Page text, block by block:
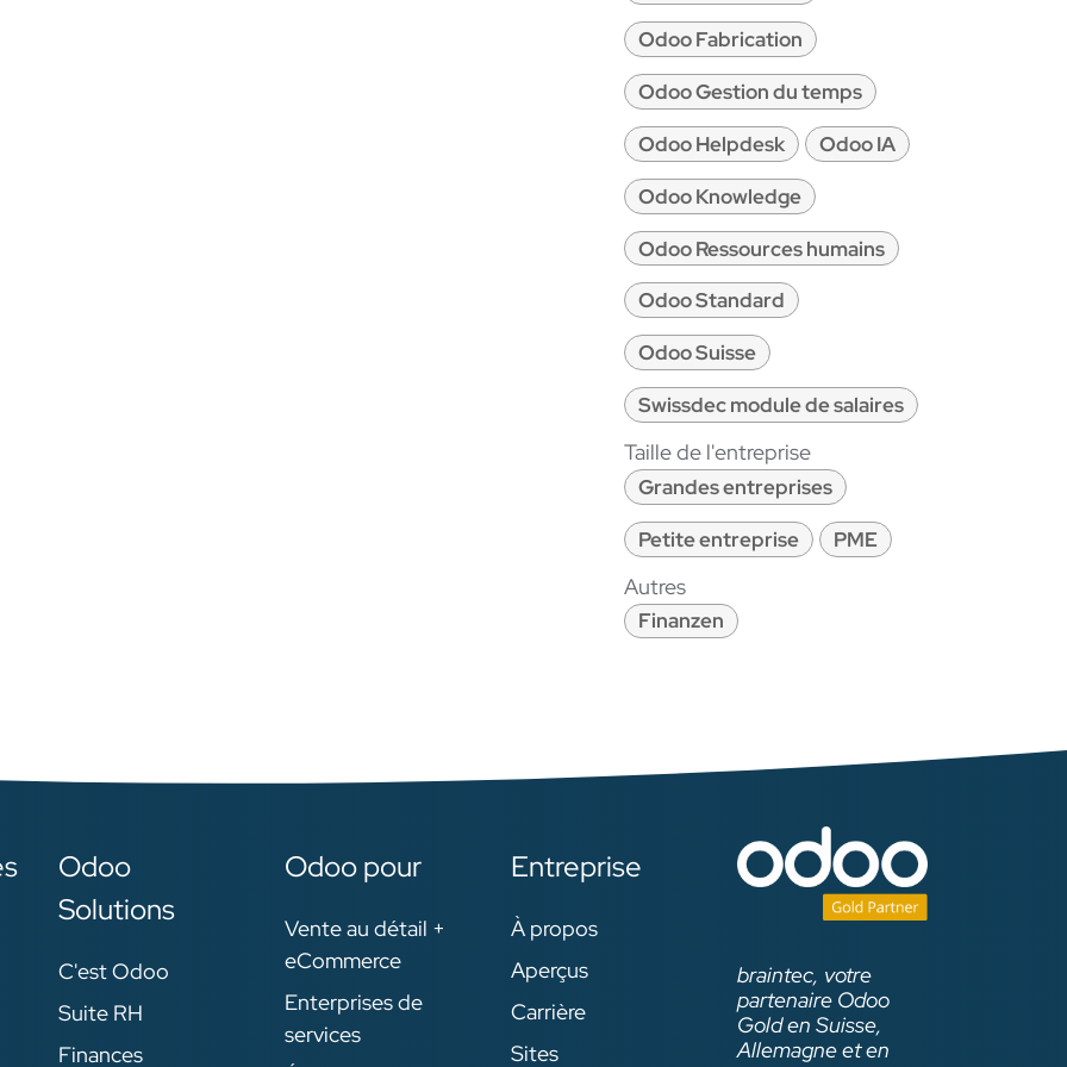
Odoo Fabrication
Odoo Gestion du temps
Odoo Helpdesk
Odoo IA
Odoo Knowledge
Odoo Ressources humains
Odoo Standard
Odoo Suisse
Swissdec module de salaires
Taille de l'entreprise
Grandes entreprises
Petite entreprise
PME
Autres
Finanzen
Odoo
Solutions
C'est Odoo
Suite RH
Finances
Odoo pour
Vente au détail +
eCommerce
Enterprises de
services
Entreprise
À propos
Aperçus
Carrière
Sites
braintec, votre
partenaire Odoo
Gold en Suisse,
Allemagne et en